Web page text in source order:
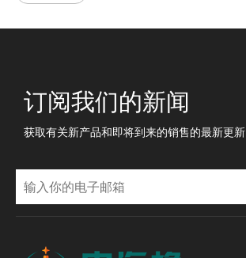
订阅我们的新闻
获取有关新产品和即将到来的销售的最新更新